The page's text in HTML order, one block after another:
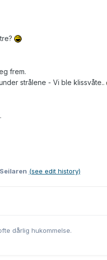
frem.
strålene - Vi ble klissvåte..
(see edit history)
dårlig hukommelse.